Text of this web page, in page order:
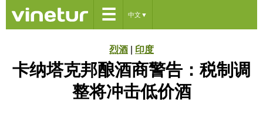
☰ 中文 ▼
烈酒 印度
卡纳塔克邦酿酒商警告：税制调
整将冲击低价酒